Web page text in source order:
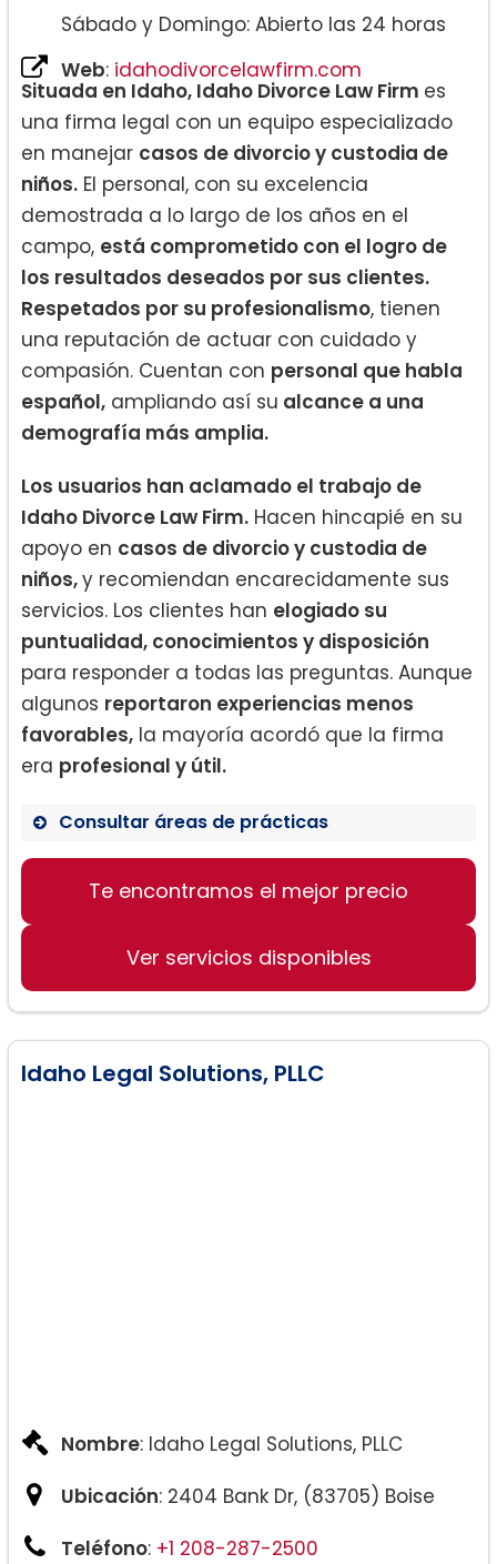
Sábado y Domingo: Abierto las 24 horas
Web: idahodivorcelawfirm.com
Situada en Idaho, Idaho Divorce Law Firm es
una firma legal con un equipo especializado
en manejar casos de divorcio y custodia de
niños. El personal, con su excelencia
demostrada a lo largo de los años en el
campo, está comprometido con el logro de
los resultados deseados por sus clientes.
Respetados por su profesionalismo, tienen
una reputación de actuar con cuidado y
compasión. Cuentan con personal que habla
español, ampliando así su alcance a una
demografía más amplia.
Los usuarios han aclamado el trabajo de
Idaho Divorce Law Firm. Hacen hincapié en su
apoyo en casos de divorcio y custodia de
niños,y recomiendan encarecidamente sus
servicios. Los clientes han elogiado su
puntualidad, conocimientos y disposición
para responder a todas las preguntas. Aunque
algunos reportaron experiencias menos
favorables, la mayoría acordó que la firma
era profesional y útil.
Consultar áreas de prácticas
Divorcio
Mediación de divorcio
Te encontramos el mejor precio
Ver servicios disponibles
Idaho Legal Solutions, PLLC
Nombre: Idaho Legal Solutions, PLLC
Ubicación: 2404 Bank Dr, (83705) Boise
Teléfono: +1 208-287-2500